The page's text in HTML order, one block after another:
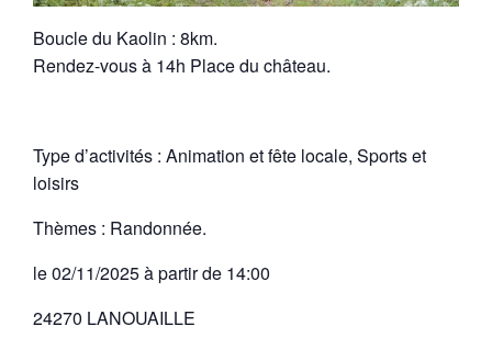
Boucle du Kaolin : 8km.
Rendez-vous à 14h Place du château.
Type d’activités : Animation et fête locale, Sports et
loisirs
Thèmes : Randonnée.
le 02/11/2025 à partir de 14:00
24270 LANOUAILLE